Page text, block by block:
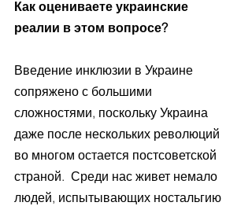
Как оцениваете украинские
реалии в этом вопросе?
Введение инклюзии в Украине
сопряжено с большими
сложностями, поскольку Украина
даже после нескольких революций
во многом остается постсоветской
страной.  Среди нас живет немало
людей, испытывающих ностальгию